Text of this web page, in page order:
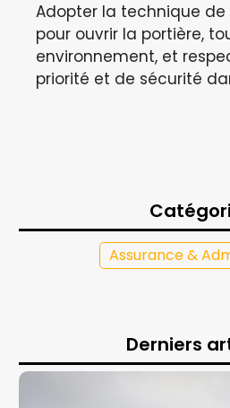
Adopter la technique
pour ouvrir la portière,
environnement, et
priorité et de sécurité
Assurance &
Derniers